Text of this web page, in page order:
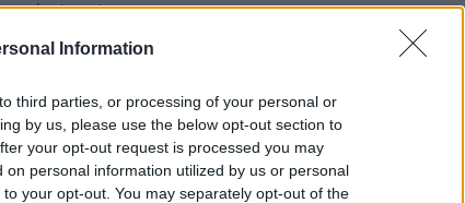
Information
third parties, or processing of your personal or
by us, please use the below opt-out section to
your opt-out request is processed you may
personal information utilized by us or personal
your opt-out. You may separately opt-out of the
(+4%) και στη
των αστικών
11) περιοχές που
του ΕΟΔΥ και
Ηράκλειο (-73%)
με τα